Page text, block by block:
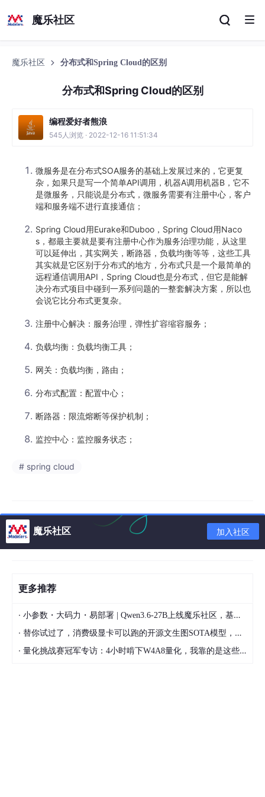
魔乐社区
魔乐社区 分布式和Spring Cloud的区别
分布式和Spring Cloud的区别
编程爱好者熊浪
545人浏览 · 2022-12-16 11:51:34
微服务是在分布式SOA服务的基础上发展过来的，它更复
杂，如果只是写一个简单API调用，机器A调用机器B，它不
是微服务，只能说是分布式，微服务需要有注册中心，客户
端和服务端不进行直接通信；
Spring Cloud用Eurake和Duboo，Spring Cloud用Naco
s，都最主要就是要有注册中心作为服务治理功能，从这里
可以延伸出，其实网关，断路器，负载均衡等等，这些工具
其实就是它区别于分布式的地方，分布式只是一个最简单的
远程通信调用API，Spring Cloud也是分布式，但它是能解
决分布式项目中碰到一系列问题的一整套解决方案，所以也
会说它比分布式更复杂。
注册中心解决：服务治理，弹性扩容缩容服务；
负载均衡：负载均衡工具；
网关：负载均衡，路由；
分布式配置：配置中心；
断路器：限流熔断等保护机制；
监控中心：监控服务状态；
# spring cloud
魔乐社区 加入社区
更多推荐
· 小参数・大码力・易部署 | Qwen3.6-27B上线魔乐社区，基于昇腾的部署教程来了
· 替你试过了，消费级显卡可以跑的开源文生图SOTA模型，顶级渲染、高密度文本绘图
· 量化挑战赛冠军专访：4小时啃下W4A8量化，我靠的是这些经验